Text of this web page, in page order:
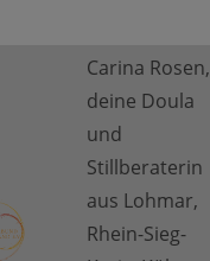
Carina Rosen,
deine Doula
und
Stillberaterin
aus Lohmar,
Rhein-Sieg-